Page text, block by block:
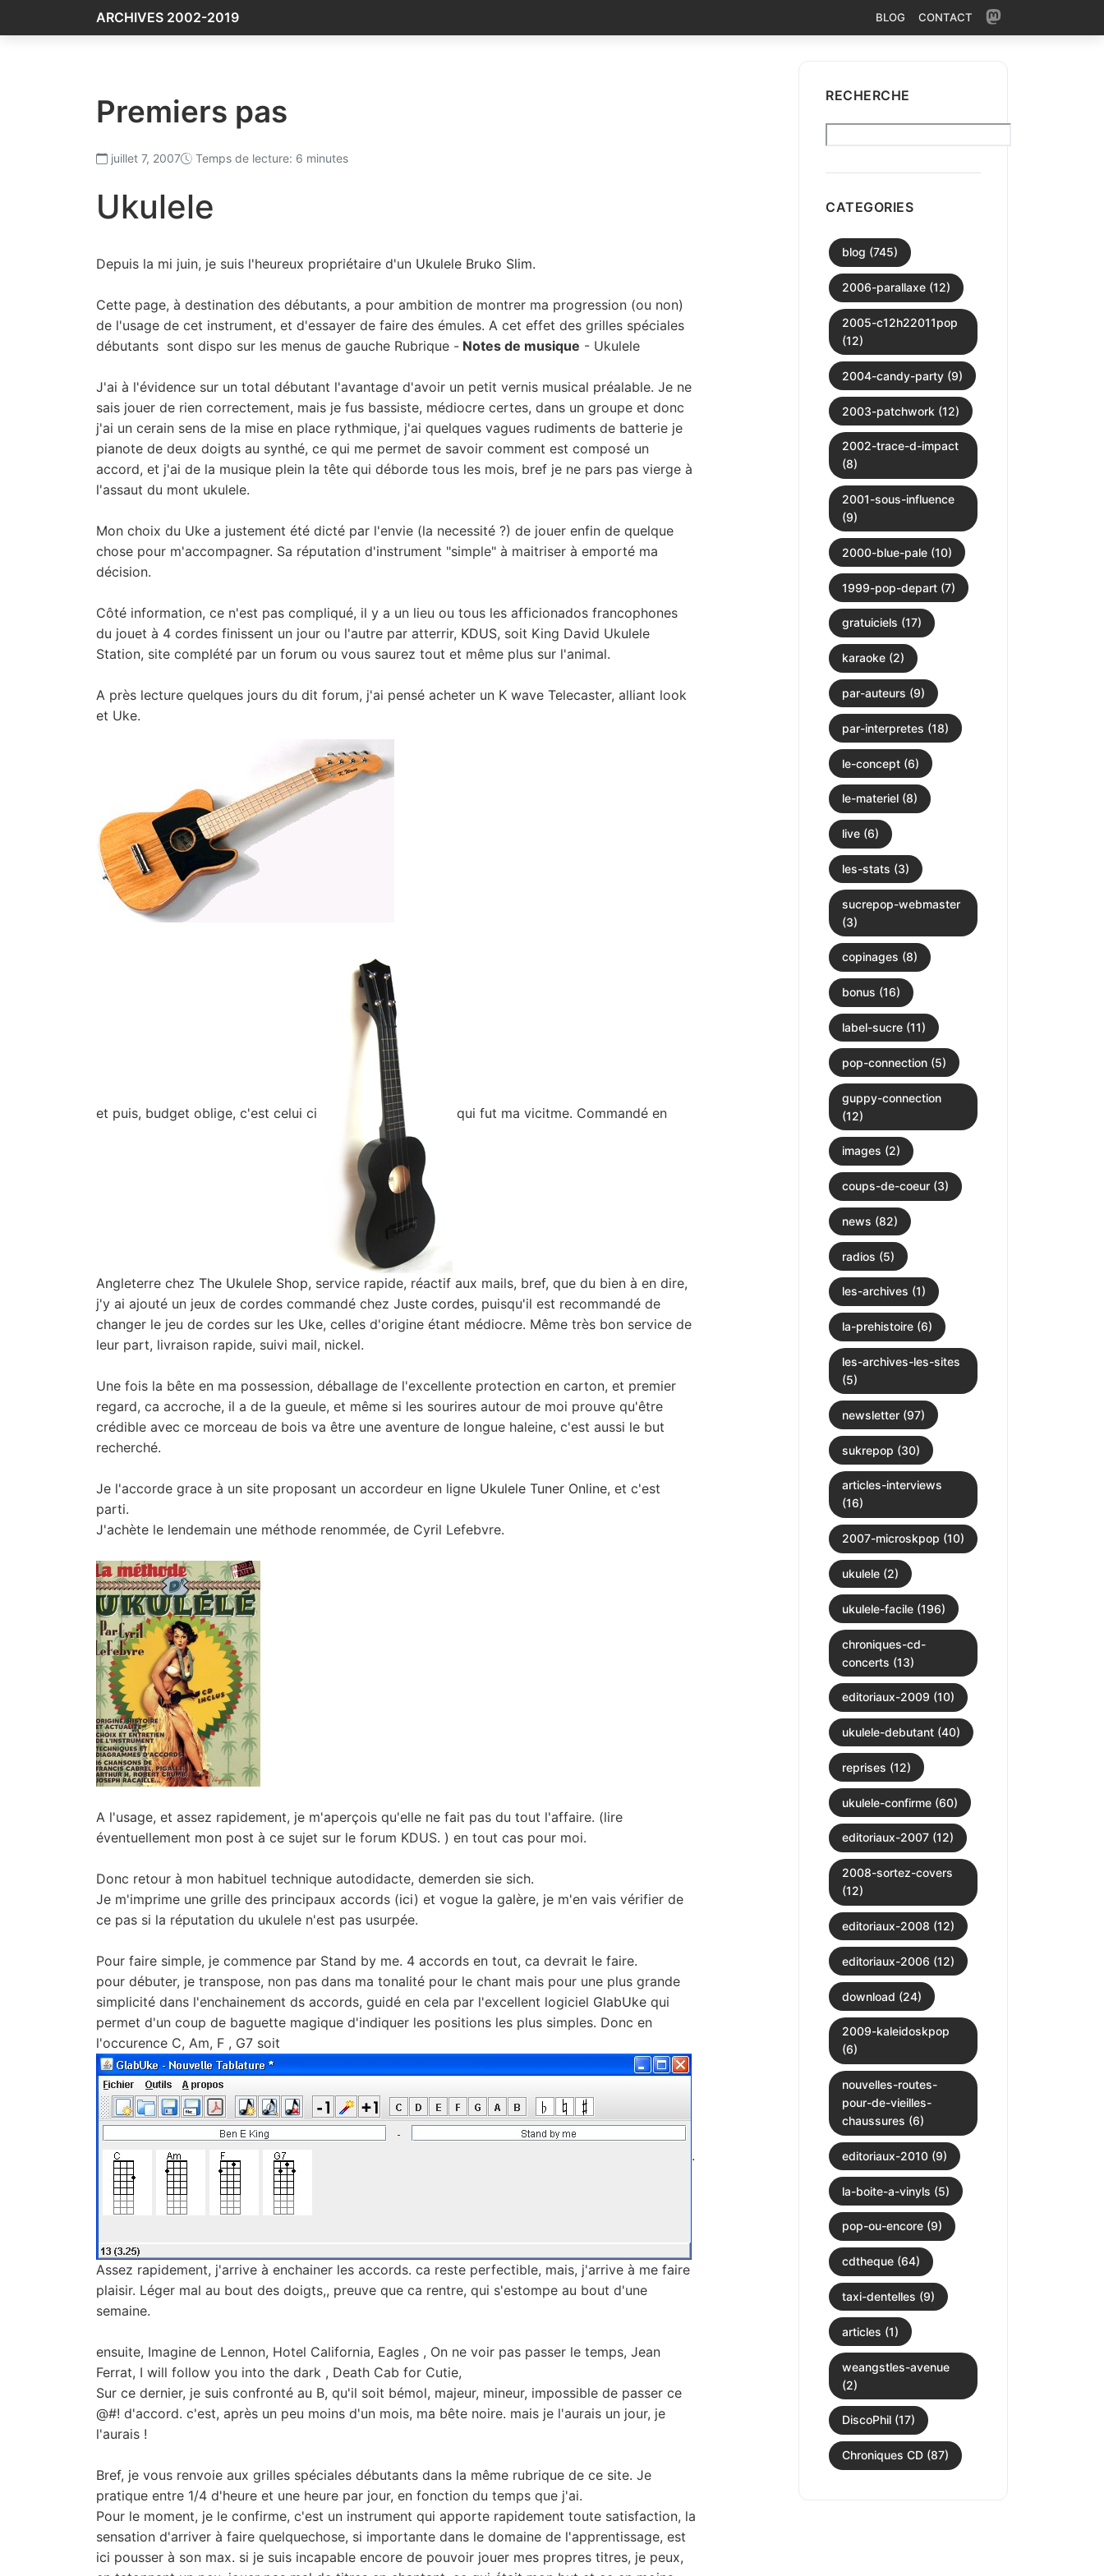
ARCHIVES 2002-2019 BLOG CONTACT
Premiers pas
juillet 7, 2007 Temps de lecture: 6 minutes
Ukulele
Depuis la mi juin, je suis l'heureux propriétaire d'un Ukulele Bruko Slim.
Cette page, à destination des débutants, a pour ambition de montrer ma progression (ou non)
de l'usage de cet instrument, et d'essayer de faire des émules. A cet effet des grilles spéciales
débutants sont dispo sur les menus de gauche Rubrique - Notes de musique - Ukulele
J'ai à l'évidence sur un total débutant l'avantage d'avoir un petit vernis musical préalable. Je ne
sais jouer de rien correctement, mais je fus bassiste, médiocre certes, dans un groupe et donc
j'ai un cerain sens de la mise en place rythmique, j'ai quelques vagues rudiments de batterie je
pianote de deux doigts au synthé, ce qui me permet de savoir comment est composé un
accord, et j'ai de la musique plein la tête qui déborde tous les mois, bref je ne pars pas vierge à
l'assaut du mont ukulele.
Mon choix du Uke a justement été dicté par l'envie (la necessité ?) de jouer enfin de quelque
chose pour m'accompagner. Sa réputation d'instrument "simple" à maitriser à emporté ma
décision.
Côté information, ce n'est pas compliqué, il y a un lieu ou tous les afficionados francophones
du jouet à 4 cordes finissent un jour ou l'autre par atterrir, KDUS, soit King David Ukulele
Station, site complété par un forum ou vous saurez tout et même plus sur l'animal.
A près lecture quelques jours du dit forum, j'ai pensé acheter un K wave Telecaster, alliant look
et Uke.
et puis, budget oblige, c'est celui ci qui fut ma vicitme. Commandé en
Angleterre chez The Ukulele Shop, service rapide, réactif aux mails, bref, que du bien à en dire,
j'y ai ajouté un jeux de cordes commandé chez Juste cordes, puisqu'il est recommandé de
changer le jeu de cordes sur les Uke, celles d'origine étant médiocre. Même très bon service de
leur part, livraison rapide, suivi mail, nickel.
Une fois la bête en ma possession, déballage de l'excellente protection en carton, et premier
regard, ca accroche, il a de la gueule, et même si les sourires autour de moi prouve qu'être
crédible avec ce morceau de bois va être une aventure de longue haleine, c'est aussi le but
recherché.
Je l'accorde grace à un site proposant un accordeur en ligne Ukulele Tuner Online, et c'est
parti.
J'achète le lendemain une méthode renommée, de Cyril Lefebvre.
A l'usage, et assez rapidement, je m'aperçois qu'elle ne fait pas du tout l'affaire. (lire
éventuellement mon post à ce sujet sur le forum KDUS. ) en tout cas pour moi.
Donc retour à mon habituel technique autodidacte, demerden sie sich.
Je m'imprime une grille des principaux accords (ici) et vogue la galère, je m'en vais vérifier de
ce pas si la réputation du ukulele n'est pas usurpée.
Pour faire simple, je commence par Stand by me. 4 accords en tout, ca devrait le faire.
pour débuter, je transpose, non pas dans ma tonalité pour le chant mais pour une plus grande
simplicité dans l'enchainement ds accords, guidé en cela par l'excellent logiciel GlabUke qui
permet d'un coup de baguette magique d'indiquer les positions les plus simples. Donc en
l'occurence C, Am, F , G7 soit
.
Assez rapidement, j'arrive à enchainer les accords. ca reste perfectible, mais, j'arrive à me faire
plaisir. Léger mal au bout des doigts,, preuve que ca rentre, qui s'estompe au bout d'une
semaine.
ensuite, Imagine de Lennon, Hotel California, Eagles , On ne voir pas passer le temps, Jean
Ferrat, I will follow you into the dark , Death Cab for Cutie,
Sur ce dernier, je suis confronté au B, qu'il soit bémol, majeur, mineur, impossible de passer ce
@#! d'accord. c'est, après un peu moins d'un mois, ma bête noire. mais je l'aurais un jour, je
l'aurais !
Bref, je vous renvoie aux grilles spéciales débutants dans la même rubrique de ce site. Je
pratique entre 1/4 d'heure et une heure par jour, en fonction du temps que j'ai.
Pour le moment, je le confirme, c'est un instrument qui apporte rapidement toute satisfaction, la
sensation d'arriver à faire quelquechose, si importante dans le domaine de l'apprentissage, est
ici pousser à son max. si je suis incapable encore de pouvoir jouer mes propres titres, je peux,
RECHERCHE
CATEGORIES
blog (745)
2006-parallaxe (12)
2005-c12h22011pop
(12)
2004-candy-party (9)
2003-patchwork (12)
2002-trace-d-impact
(8)
2001-sous-influence
(9)
2000-blue-pale (10)
1999-pop-depart (7)
gratuiciels (17)
karaoke (2)
par-auteurs (9)
par-interpretes (18)
le-concept (6)
le-materiel (8)
live (6)
les-stats (3)
sucrepop-webmaster
(3)
copinages (8)
bonus (16)
label-sucre (11)
pop-connection (5)
guppy-connection
(12)
images (2)
coups-de-coeur (3)
news (82)
radios (5)
les-archives (1)
la-prehistoire (6)
les-archives-les-sites
(5)
newsletter (97)
sukrepop (30)
articles-interviews
(16)
2007-microskpop (10)
ukulele (2)
ukulele-facile (196)
chroniques-cd-
concerts (13)
editoriaux-2009 (10)
ukulele-debutant (40)
reprises (12)
ukulele-confirme (60)
editoriaux-2007 (12)
2008-sortez-covers
(12)
editoriaux-2008 (12)
editoriaux-2006 (12)
download (24)
2009-kaleidoskpop
(6)
nouvelles-routes-
pour-de-vieilles-
chaussures (6)
editoriaux-2010 (9)
la-boite-a-vinyls (5)
pop-ou-encore (9)
cdtheque (64)
taxi-dentelles (9)
articles (1)
weangstles-avenue
(2)
DiscoPhil (17)
Chroniques CD (87)